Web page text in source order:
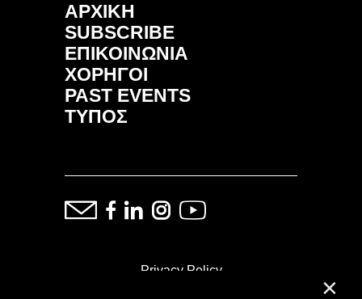
✕
ΑΡΧΙΚΗ
SUBSCRIBE
ΕΠΙΚΟΙΝΩΝΙΑ
ΧΟΡΗΓΟΙ
PAST EVENTS
ΤΥΠΟΣ
Privacy Policy